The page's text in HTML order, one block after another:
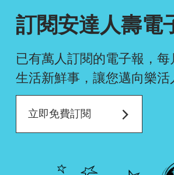
訂閱安達人壽電
已有萬人訂閱的電子報，每
生活新鮮事， 讓您邁向樂活
立即免費訂閱
依瀏覽人數多至少
確認排序